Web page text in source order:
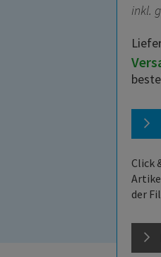
inkl.
Click
der